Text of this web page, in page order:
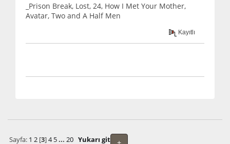
_Prison Break, Lost, 24, How I Met Your Mother,
Avatar, Two and A Half Men
Kayıtlı
Sayfa: 1 2[3]4 5 ... 20 Yukarı git